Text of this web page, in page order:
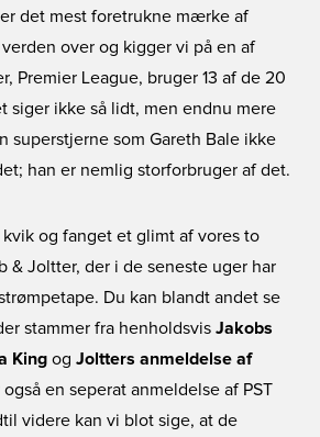
er det mest foretrukne mærke af
over og kigger vi på en af
Premier League, bruger 13 af de 20
siger ikke så lidt, men endnu mere
superstjerne som Gareth Bale ikke
han er nemlig storforbruger af det.
og fanget et glimt af vores to
& Joltter, der i de seneste uger har
Du kan blandt andet se
stammer fra henholdsvis Jakobs
King og Joltters anmeldelse af
en seperat anmeldelse af PST
videre kan vi blot sige, at de